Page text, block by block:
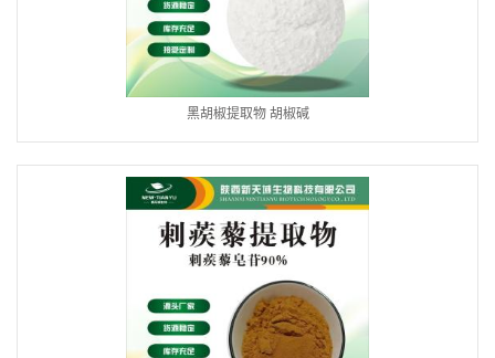
黑胡椒提取物 胡椒碱